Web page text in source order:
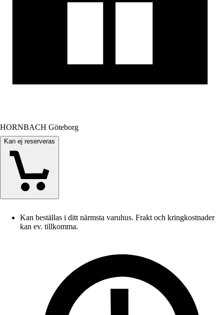
HORNBACH Göteborg
Kan ej reserveras
Kan beställas i ditt närmsta varuhus. Frakt och kringkostnader
kan ev. tillkomma.